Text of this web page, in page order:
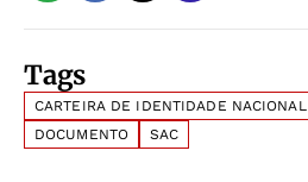
Tags
CARTEIRA DE IDENTIDADE NACIONAL
DOCUMENTO
SAC